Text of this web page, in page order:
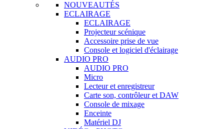
NOUVEAUTÉS
ECLAIRAGE
ECLAIRAGE
Projecteur scénique
Accessoire prise de vue
Console et logiciel d'éclairage
AUDIO PRO
AUDIO PRO
Micro
Lecteur et enregistreur
Carte son, contrôleur et DAW
Console de mixage
Enceinte
Matériel DJ